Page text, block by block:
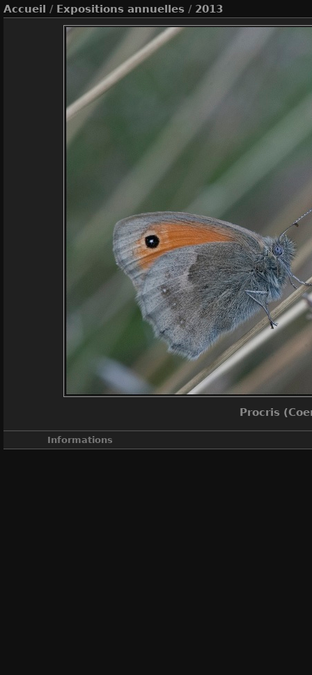
Accueil / Expositions annuelles / 2013
Procris
Informations